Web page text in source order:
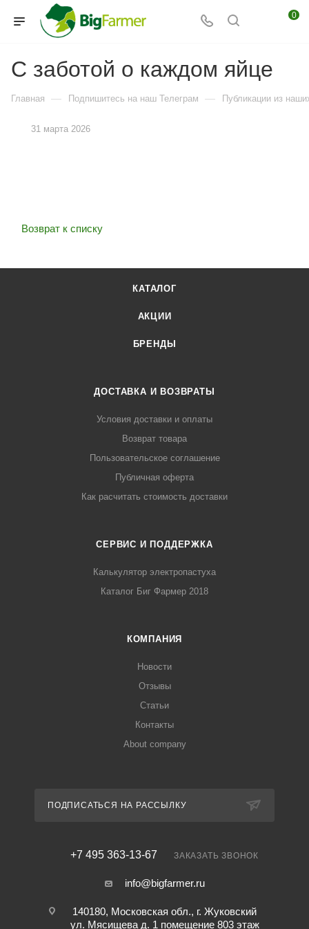
0
С заботой о каждом яйце
Главная — Подпишитесь на наш Телеграм — Публикации из
31 марта 2026
Возврат к списку
КАТАЛОГ
АКЦИИ
БРЕНДЫ
ДОСТАВКА И ВОЗВРАТЫ
Условия доставки и оплаты
Возврат товара
Пользовательское соглашение
Публичная оферта
Как расчитать стоимость доставки
СЕРВИС И ПОДДЕРЖКА
Калькулятор электропастуха
Каталог Биг Фармер 2018
КОМПАНИЯ
Новости
Отзывы
Статьи
Контакты
About company
ПОДПИСАТЬСЯ НА РАССЫЛКУ
+7 495 363-13-67 ЗАКАЗАТЬ ЗВОНОК
info@bigfarmer.ru
140180, Московская обл., г. Жуковский
ул. Мясищева д. 1 помещение 803 этаж